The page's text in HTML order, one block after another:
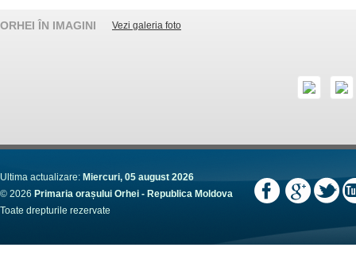
ORHEI ÎN IMAGINI Vezi galeria foto
Ultima actualizare: Miercuri, 05 august 2026
© 2026 Primaria orașului Orhei - Republica Moldova
Toate drepturile rezervate